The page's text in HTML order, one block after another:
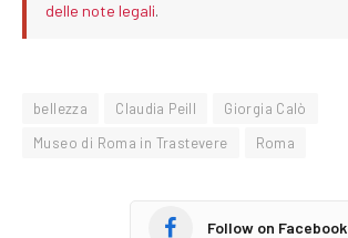
delle note legali.
bellezza Claudia Peill
Giorgia Calò
Museo di Roma in Trastevere
Roma
Follow on Facebook